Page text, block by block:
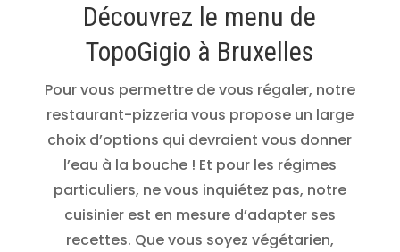
Découvrez le menu de
TopoGigio à Bruxelles
Pour vous permettre de vous régaler, notre
restaurant-pizzeria vous propose un large
choix d’options qui devraient vous donner
l’eau à la bouche ! Et pour les régimes
particuliers, ne vous inquiétez pas, notre
cuisinier est en mesure d’adapter ses
recettes. Que vous soyez végétarien,